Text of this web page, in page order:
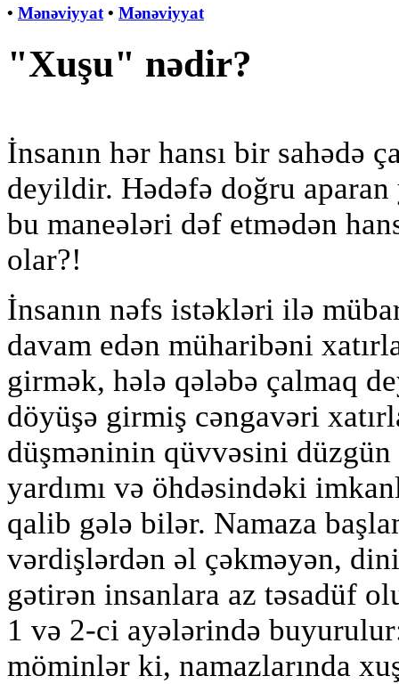
• Mənəviyyat • Mənəviyyat
"Xuşu" nədir?
İnsanın hər hansı bir sahədə
deyildir. Hədəfə doğru
bu maneələri dəf etmədən
olar?!
İnsanın nəfs istəkləri ilə
davam edən müharibəni
girmək, hələ qələbə çalmaq
döyüşə girmiş cəngavəri
düşməninin qüvvəsini
yardımı və öhdəsindəki
qalib gələ bilər. Namaza
vərdişlərdən əl çəkməyən,
gətirən insanlara az təsadüf
1 və 2-ci ayələrində
möminlər ki, namazlarında